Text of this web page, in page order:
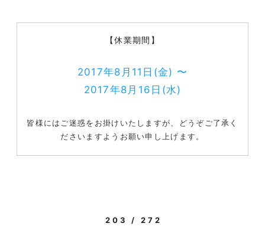
【休業期間】
2017年8月11日(金) 〜
2017年8月16日(水)
皆様にはご迷惑をお掛けいたしますが、どうぞご了承く
ださいますようお願い申し上げます。
203 / 272